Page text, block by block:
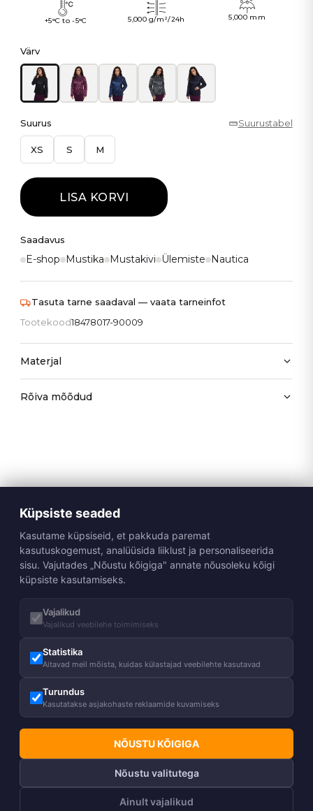
+5°C to -5°C 5,000 g/m²/24h 5,000 mm
Värv
Suurus Suurustabel
XS S M
LISA KORVI
Saadavus
E-shop Mustika Mustakivi Ülemiste Nautica
Tasuta tarne saadaval — vaata tarneinfot
Tootekood18478017-90009
Materjal
Rõiva mõõdud
Küpsiste seaded
Kasutame küpsiseid, et pakkuda paremat
kasutuskogemust, analüüsida liiklust ja personaliseerida
sisu. Vajutades „Nõustu kõigiga" annate nõusoleku kõigi
küpsiste kasutamiseks.
Vajalikud
Vajalikud veebilehe toimimiseks
Statistika
Aitavad meil mõista, kuidas külastajad veebilehte kasutavad
Turundus
Kasutatakse asjakohaste reklaamide kuvamiseks
NÕUSTU KÕIGIGA
Nõustu valitutega
Ainult vajalikud